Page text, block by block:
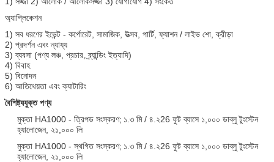
অ্যাপ্লিকেশন
1) সব ধরণের ইভেন্ট - কর্পোরেট, সামাজিক, উত্সব, পার্টি, ফ্যাশন / লাইভ শো, ক্রীড়া
2) প্রদর্শন এবং ন্যায্য
3) ব্যবসা (পণ্য লঞ্চ, প্রচার, ব্র্যান্ডিং ইত্যাদি)
4) বিবাহ
5) বিনোদন
6) আতিথেয়তা এবং ক্যাটারিং
বৈশিষ্ট্যযুক্ত পণ্য
মুক্তা HA1000 - ত্রিপড সংস্করণ; ১.৩ মি / ৪.২26 ফুট ব্যাসে ১,০০০ ডাব্লু টুংস্টেন
হ্যালোজেন, ২১,০০০ লি
মুক্তা HA1000 - স্থগিত সংস্করণ; ১.৩ মি / ৪.২26 ফুট ব্যাসে ১,০০০ ডাব্লু টুংস্টেন
হ্যালোজেন, ২১,০০০ লি